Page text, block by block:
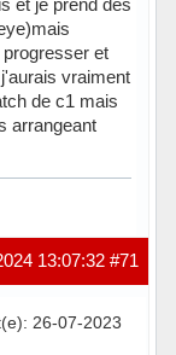
et je prend des
et
vraiment
de c1 mais
arrangeant
#71
13:07:32
26-07-2023